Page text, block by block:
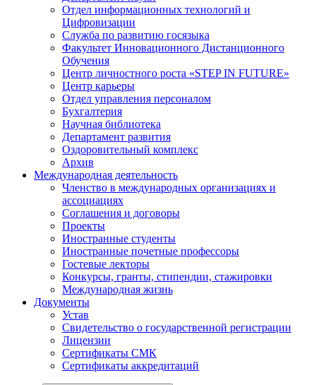
Отдел информационных технологий и
Цифровизации
Служба по развитию госязыка
Факультет Инновационного Дистанционного
Обучения
Центр личностного роста «STEP IN FUTURE»
Центр карьеры
Отдел управления персоналом
Бухгалтерия
Научная библиотека
Департамент развития
Оздоровительный комплекс
Архив
Международная деятельность
Членство в международных организациях и
ассоциациях
Соглашения и договоры
Проекты
Иностранные студенты
Иностранные почетные профессоры
Гостевые лекторы
Конкурсы, гранты, стипендии, стажировки
Международная жизнь
Документы
Устав
Свидетельство о государственной регистрации
Лицензии
Сертификаты СМК
Сертификаты аккредитаций